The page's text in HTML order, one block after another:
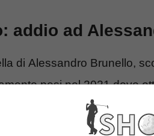
addio ad
di Alessandro Brunello,
pesi nel 2021 dove
dal Coni, Brunello era
del progetto FIPE Factory